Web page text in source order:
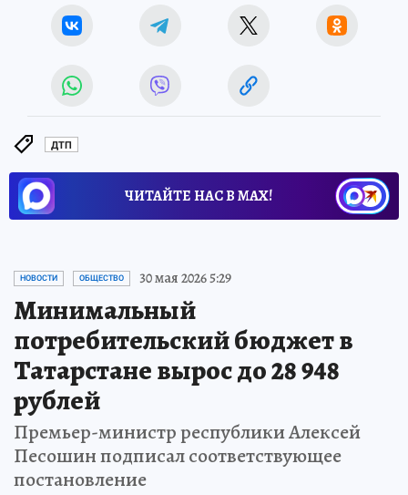
ДТП
ЧИТАЙТЕ НАС В МАХ!
НОВОСТИ ОБЩЕСТВО 30 мая 2026 5:29
Минимальный
потребительский бюджет в
Татарстане вырос до 28 948
рублей
Премьер-министр республики Алексей
Песошин подписал соответствующее
постановление